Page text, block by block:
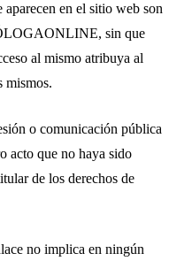
en el sitio web son
sin que
al mismo atribuya al
mismos.
o comunicación pública
acto que no haya sido
de los derechos de
no implica en ningún